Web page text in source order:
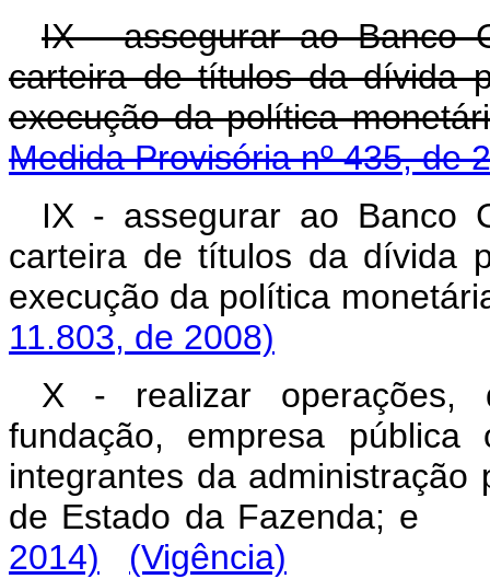
IX - assegurar ao Banco
carteira de títulos da dívida
execução da
Medida Provisória nº 435, de
IX - assegurar ao Banco
carteira de títulos da dívida
execução da
11.803, de 2008)
X - realizar operações,
fundação, empresa
integrantes da
de Estado da
2014)
(Vigência)